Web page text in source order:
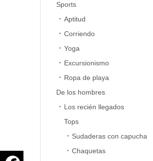
Sports
Aptitud
Corriendo
Yoga
Excursionismo
Ropa de playa
De los hombres
Los recién llegados
Tops
Sudaderas con capucha
Chaquetas